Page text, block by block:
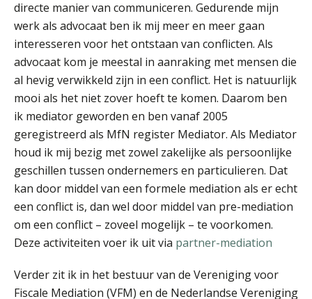
directe manier van communiceren. Gedurende mijn
werk als advocaat ben ik mij meer en meer gaan
interesseren voor het ontstaan van conflicten. Als
advocaat kom je meestal in aanraking met mensen die
al hevig verwikkeld zijn in een conflict. Het is natuurlijk
mooi als het niet zover hoeft te komen. Daarom ben
ik mediator geworden en ben vanaf 2005
geregistreerd als MfN register Mediator. Als Mediator
houd ik mij bezig met zowel zakelijke als persoonlijke
geschillen tussen ondernemers en particulieren. Dat
kan door middel van een formele mediation als er echt
een conflict is, dan wel door middel van pre-mediation
om een conflict – zoveel mogelijk – te voorkomen.
Deze activiteiten voer ik uit via partner-mediation
Verder zit ik in het bestuur van de Vereniging voor
Fiscale Mediation (VFM) en de Nederlandse Vereniging